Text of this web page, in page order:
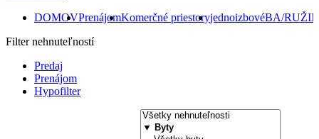
DOMOVPrenájomKomerčné priestoryjednoizbovéBA/
Filter nehnuteľností
Predaj
Prenájom
Hypofilter